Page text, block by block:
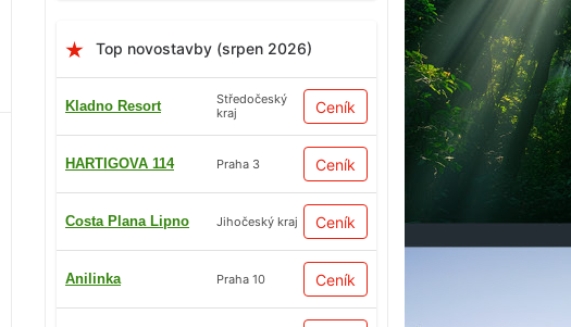
Top novostavby (srpen 2026)
Kladno Resort
Středočeský
kraj
Ceník
HARTIGOVA 114 Praha 3 Ceník
Costa Plana Lipno Jihočeský kraj Ceník
Anilinka Praha 10 Ceník